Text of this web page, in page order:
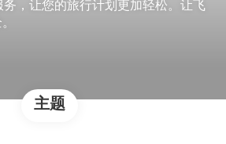
务，让您的旅行计划更加轻松。让飞
主题